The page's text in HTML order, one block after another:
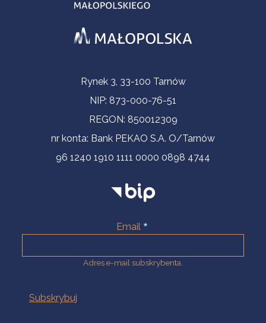
Informacje kontaktoweRynek 3, 33-100 Tarnów
NIP: 873-000-76-51
REGON: 850012309
nr konta: Bank PEKAO S.A. O/Tarnów
96 1240 1910 1111 0000 0898 4744
Email
Adres e-mail subskrybenta.